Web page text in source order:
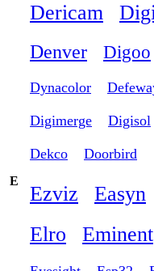
Dericam
Denver Digoo
Dynacolor
Digimerge Digisol
Dekco Doorbird
E
Ezviz Easyn
Elro
Eminent